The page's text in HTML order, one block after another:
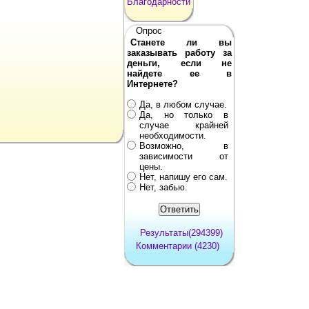
Опрос
Станете ли вы
заказывать работу за
деньги, если не
найдете ее в
Интернете?
Да, в любом случае.
Да, но только в
случае крайней
необходимости.
Возможно, в
зависимости от
цены.
Нет, напишу его сам.
Нет, забью.
Результаты(294399)
Комментарии (4230)